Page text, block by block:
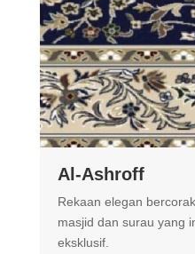
Al-Ashroff
Rekaan elegan
masjid dan surau yang
eksklusif.